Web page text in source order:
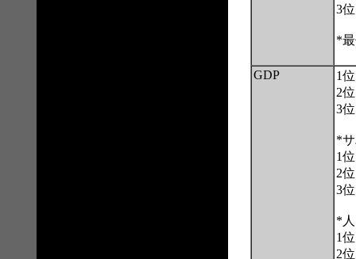
3
*
GDP
1
2
3
*
1
2
3
*
1
2